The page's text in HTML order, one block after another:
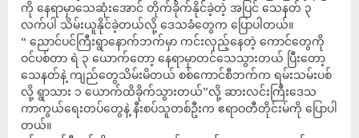
ကို နေရာမှာသေဆုံးအောင် တိုက်ခိုက်နိုင်ခဲ့တဲ့ အပြင် သေနတ် ၃
လက်ပါ သိမ်းယူနိုင်ခဲ့တယ်လို့ ဒေသခံတွေက ပြောပါတယ်။
“ ညောင်ပင်ကြီးရွာနောက်ဘက်မှာ ကင်းလှည့်နေတဲ့ ကောင်တွေကို
ဝင်ပစ်တာ ရဲ ၃ ယောက်တော့ နေရာမှာတင်သေသွားတယ် ပြီးတော့
သေနတ်နဲ့ ကျည်တွေသိမ်းမိတယ် စစ်ကောင်စီဘက်က ရမ်းသမ်းပစ်
လို့ ရွာသား ၁ ယောက်ထိခိုက်သွားတယ်”လို့ ဆားလင်းကြီးဒေသ
ကာကွယ်ရေးတပ်တွေနဲ့ နီးစပ်သူတစ်ဦးက ဧရာဝတီတိုင်းမ်ကို ပြောပါ
တယ်။